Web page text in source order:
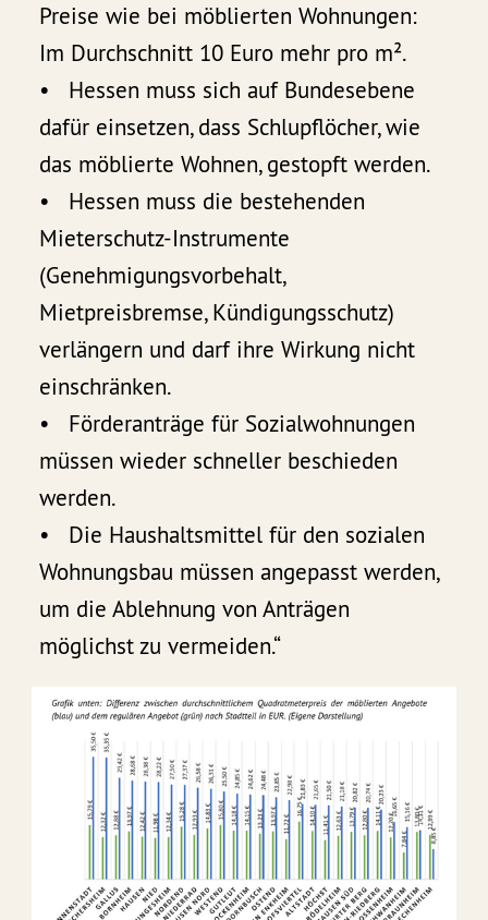
Preise wie bei möblierten Wohnungen:
Im Durchschnitt 10 Euro mehr pro m².
• Hessen muss sich auf Bundesebene
dafür einsetzen, dass Schlupflöcher, wie
das möblierte Wohnen, gestopft werden.
• Hessen muss die bestehenden
Mieterschutz-Instrumente
(Genehmigungsvorbehalt,
Mietpreisbremse, Kündigungsschutz)
verlängern und darf ihre Wirkung nicht
einschränken.
• Förderanträge für Sozialwohnungen
müssen wieder schneller beschieden
werden.
• Die Haushaltsmittel für den sozialen
Wohnungsbau müssen angepasst werden,
um die Ablehnung von Anträgen
möglichst zu vermeiden.“